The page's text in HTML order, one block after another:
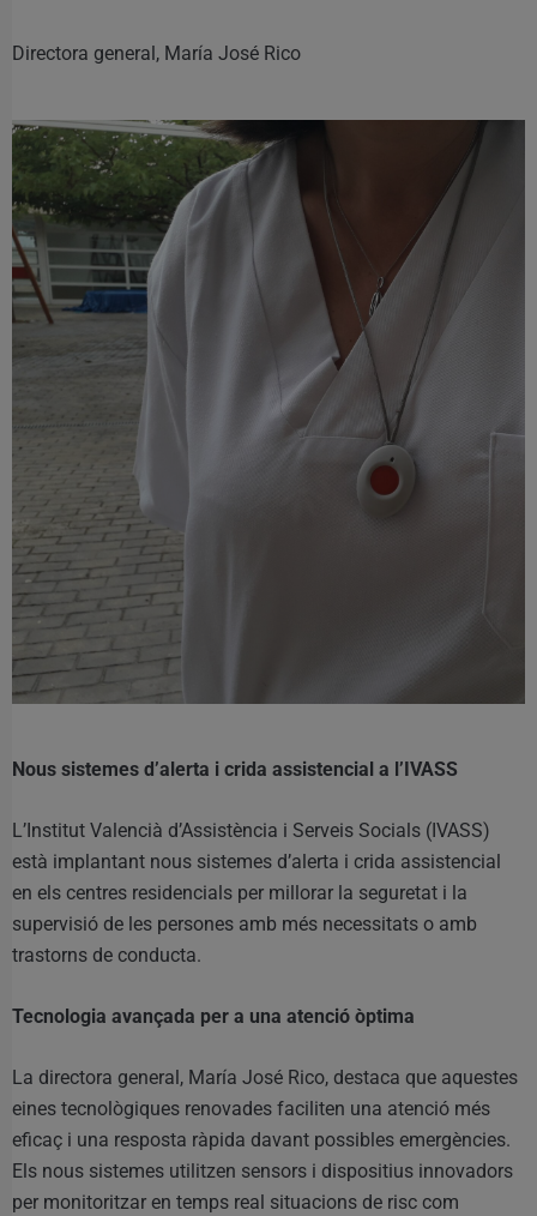
Directora general, María José Rico
Nous sistemes d’alerta i crida assistencial a l’IVASS
L’Institut Valencià d’Assistència i Serveis Socials (IVASS)
està implantant nous sistemes d’alerta i crida assistencial
en els centres residencials per millorar la seguretat i la
supervisió de les persones amb més necessitats o amb
trastorns de conducta.
Tecnologia avançada per a una atenció òptima
La directora general, María José Rico, destaca que aquestes
eines tecnològiques renovades faciliten una atenció més
eficaç i una resposta ràpida davant possibles emergències.
Els nous sistemes utilitzen sensors i dispositius innovadors
per monitoritzar en temps real situacions de risc com